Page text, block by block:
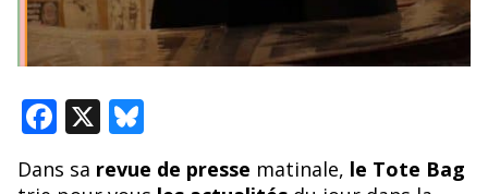
F X Bl
u
Dans sa revue de presse matinale, le Tote Bag